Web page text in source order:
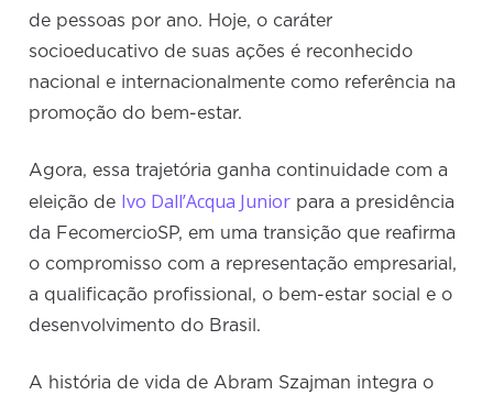
de pessoas por ano. Hoje, o caráter
socioeducativo de suas ações é reconhecido
nacional e internacionalmente como referência na
promoção do bem-estar.
Agora, essa trajetória ganha continuidade com a
eleição de Ivo Dall’Acqua Junior para a presidência
da FecomercioSP, em uma transição que reafirma
o compromisso com a representação empresarial,
a qualificação profissional, o bem-estar social e o
desenvolvimento do Brasil.
A história de vida de Abram Szajman integra o